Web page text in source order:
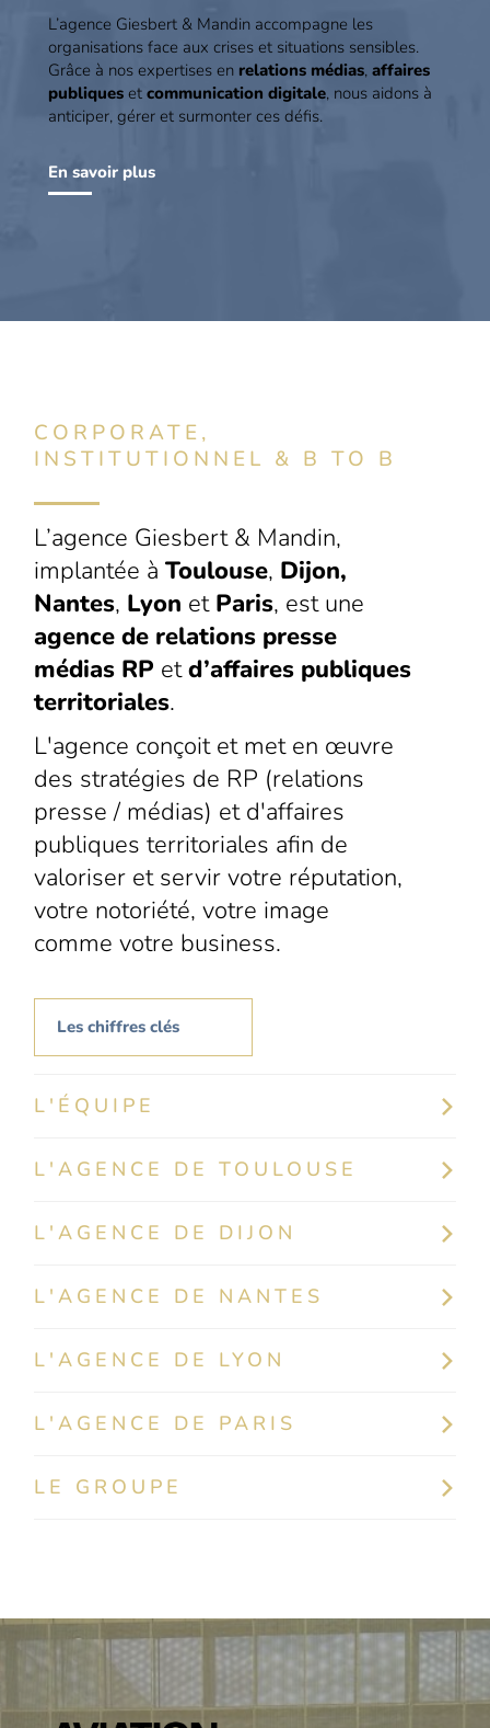
L’agence Giesbert & Mandin accompagne les
organisations face aux crises et situations sensibles.
Grâce à nos expertises en relations médias,affaires
publiques etcommunication digitale, nous aidons à
anticiper, gérer et surmonter ces défis.
En savoir plus
CORPORATE,
INSTITUTIONNEL & B TO B
L’agence Giesbert & Mandin,
implantée àToulouse, Dijon,
Nantes, Lyon et Paris, est une
agence de relations presse
médias RP etd’affaires publiques
territoriales.
L'agence conçoit et met en œuvre
des stratégies de RP (relations
presse / médias) et d'affaires
publiques territoriales afin de
valoriser et servir votre réputation,
votre notoriété, votre image
comme votre business.
Les chiffres clés
L'ÉQUIPE
L'AGENCE DE TOULOUSE
L'AGENCE DE DIJON
L'AGENCE DE NANTES
L'AGENCE DE LYON
L'AGENCE DE PARIS
LE GROUPE